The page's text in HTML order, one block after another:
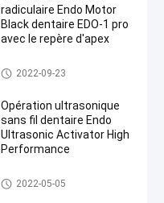
radiculaire Endo Motor
Black dentaire EDO-1 pro
avec le repère d'apex
Endo Motor dentaire
2022-09-23
Opération ultrasonique
sans fil dentaire Endo
Ultrasonic Activator High
Performance
Endo Motor dentaire
2022-05-05